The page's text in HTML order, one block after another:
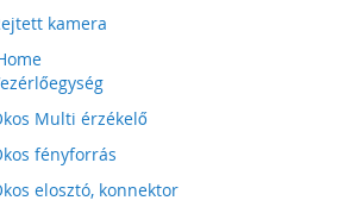
kamera
Multi érzékelő
fényforrás
elosztó, konnektor